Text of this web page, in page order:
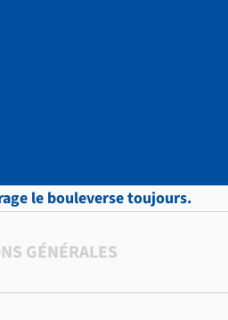
le bouleverse toujours.
GÉNÉRALES